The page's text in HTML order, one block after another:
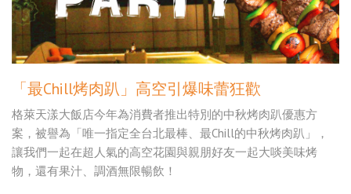
「最Chill烤肉趴」高空引爆味蕾狂歡
格萊天漾大飯店今年為消費者推出特別的中秋烤肉趴優惠方
案，被譽為「唯一指定全台北最棒、最Chill的中秋烤肉趴」，
讓我們一起在超人氣的高空花園與親朋好友一起大啖美味烤
物，還有果汁、調酒無限暢飲！